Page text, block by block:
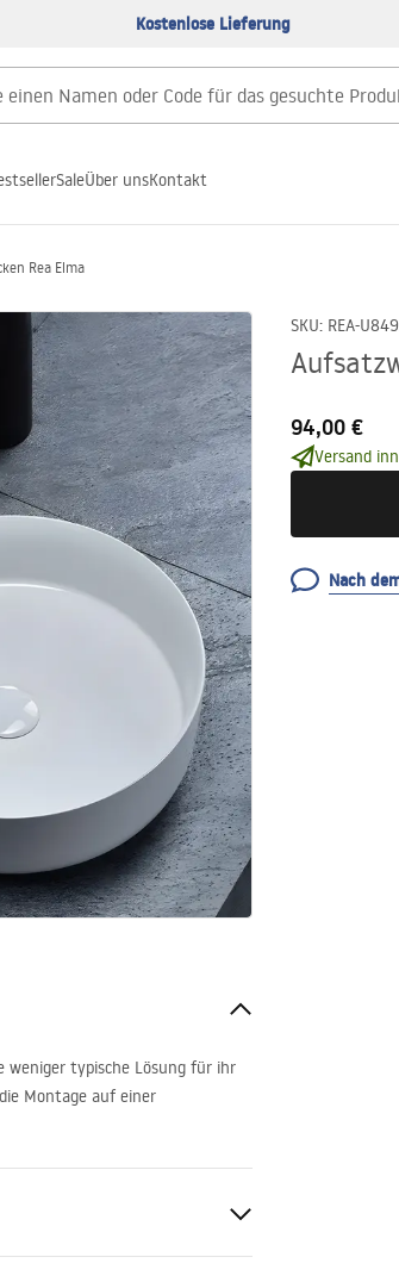
Kostenlose Lieferung
SaleÜber unsKontakt
Rea Elma
SKU: REA-
94,00 €
Versand
Nach
weniger typische Lösung für ihr
Montage auf einer